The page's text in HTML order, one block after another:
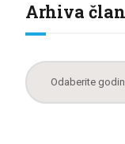
Arhiva